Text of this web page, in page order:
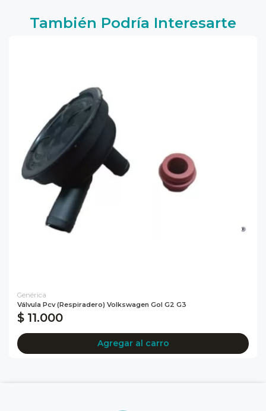
También Podría Interesarte
Genérica
Válvula Pcv (respiradero) Volkswagen Gol G2 G3
$ 11.000
Agregar al carro